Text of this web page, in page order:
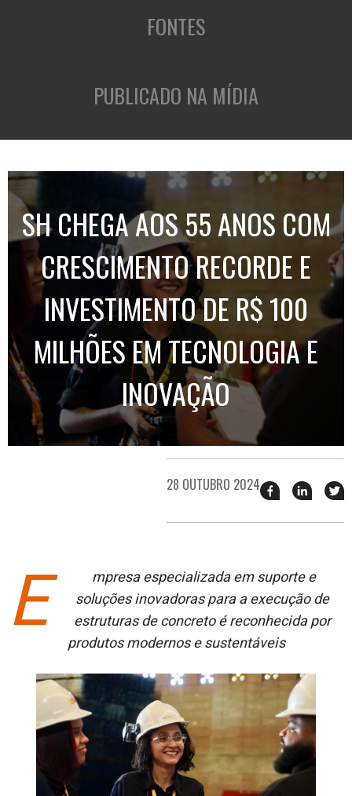
FONTES
PUBLICADO NA MÍDIA
SH CHEGA AOS 55 ANOS COM
CRESCIMENTO RECORDE E
INVESTIMENTO DE R$ 100
MILHÕES EM TECNOLOGIA E
INOVAÇÃO
28 OUTUBRO 2024 Compartilhar
esse
no
esse
no
E
mpresa especializada em suporte e
soluções inovadoras para a execução de
estruturas de concreto é reconhecida por
produtos modernos e sustentáveis